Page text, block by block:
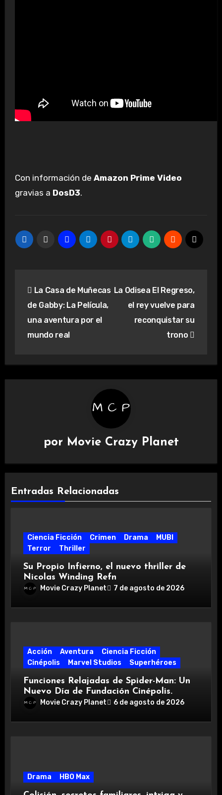
Con información de Amazon Prime Video
gravias a DosD3.
de
entradas
La Casa de Muñecas
de Gabby: La Película,
una aventura por el
mundo real
La Odisea El Regreso,
el rey vuelve para
reconquistar su
trono
por Movie Crazy Planet
Entradas Relacionadas
Ciencia Ficción Crimen Drama
MUBI
Terror
Thriller
Su Propio Infierno, el nuevo thriller de
Nicolas Winding Refn
Movie Crazy Planet 7 de agosto de 2026
Acción Aventura
Ciencia Ficción
Cinépolis
Marvel Studios Superhéroes
Funciones Relajadas de Spider-Man: Un
Nuevo Día de Fundación Cinépolis.
Movie Crazy Planet 6 de agosto de 2026
Drama HBO Max